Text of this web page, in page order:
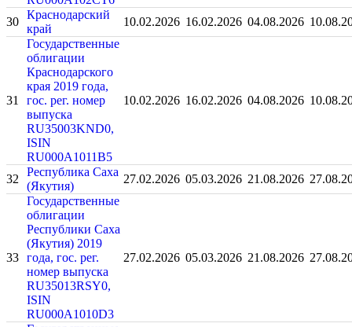
30
Краснодарский
край
10.02.2026 16.02.2026 04.08.2026
31
Государственные
облигации
Краснодарского
края 2019 года,
гос. рег. номер
выпуска
RU35003KND0,
ISIN
RU000A1011B5
10.02.2026 16.02.2026 04.08.2026
32
Республика Саха
(Якутия)
27.02.2026 05.03.2026 21.08.2026
33
Государственные
облигации
Республики Саха
(Якутия) 2019
года, гос. рег.
номер выпуска
RU35013RSY0,
ISIN
RU000A1010D3
27.02.2026 05.03.2026 21.08.2026